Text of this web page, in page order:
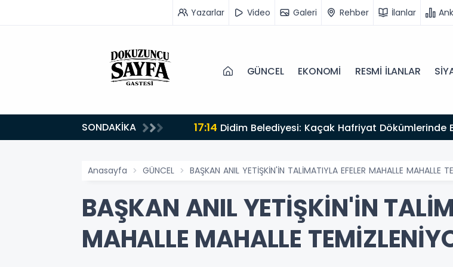
Yazarlar Video Galeri Rehber İlanlar
GÜNCEL EKONOMİ RESMİ İLANLAR
SONDAKİKA 17:14 Didim Belediyesi: Kaçak Hafriyat Dökümlerinde
Anasayfa GÜNCEL BAŞKAN ANIL YETİŞKİN'İN TALİMATIYLA EFELER MAHALLE MAHALLE
BAŞKAN ANIL YETİŞKİN'İN
MAHALLE MAHALLE